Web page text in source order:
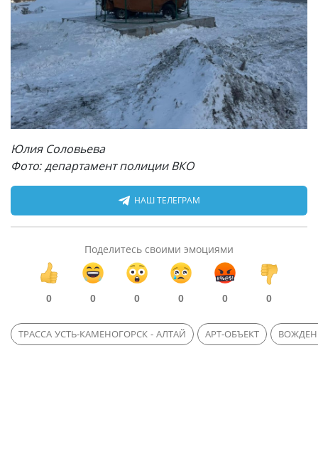
Юлия Соловьева
Фото: департамент полиции ВКО
НАШ ТЕЛЕГРАМ
Поделитесь своими эмоциями
0 0 0 0 0 0
ТРАССА УСТЬ-КАМЕНОГОРСК - АЛТАЙ АРТ-ОБЪЕКТ